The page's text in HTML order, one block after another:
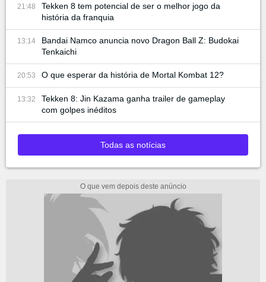
21:48
Tekken 8 tem potencial de ser o melhor jogo da
história da franquia
13:14
Bandai Namco anuncia novo Dragon Ball Z: Budokai
Tenkaichi
20:53 O que esperar da história de Mortal Kombat 12?
13:32
Tekken 8: Jin Kazama ganha trailer de gameplay
com golpes inéditos
Todas as notícias